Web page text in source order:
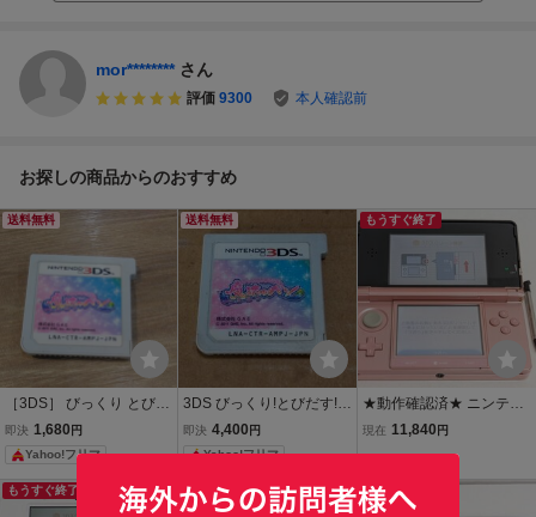
mor******** さん
評価 9300 本人確認前
お探しの商品からのおすすめ
送料無料
［3DS］ びっくり とびだ
す 魔法のペン ソフトのみ
即決 1,680 円
Yahoo!フリマ
送料無料
3DS びっくり!とびだす!魔
法のペン
即決 4,400 円
Yahoo!フリマ
もうすぐ終了
★動作確認済★ ニンテン
ドー3DS ミスティピンク
堂 レトロゲーム Nintendo
D88
現在 11,840 円
もうすぐ終了 送料無料 もうすぐ終了